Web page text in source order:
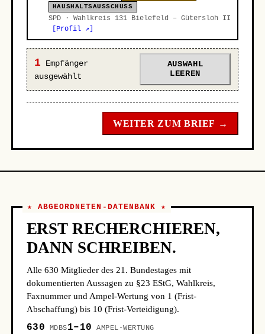
HAUSHALTSAUSSCHUSS
SPD · Wahlkreis 131 Bielefeld – Gütersloh II
[Profil ↗]
1 Empfänger
ausgewählt
AUSWAHL
LEEREN
WEITER ZUM BRIEF →
★ ABGEORDNETEN-DATENBANK ★
ERST RECHERCHIEREN,
DANN SCHREIBEN.
Alle 630 Mitglieder des 21. Bundestages mit
dokumentierten Aussagen zu §23 EStG, Wahlkreis,
Faxnummer und Ampel-Wertung von 1 (Frist-
Abschaffung) bis 10 (Frist-Verteidigung).
630 MDBS1–10 AMPEL-WERTUNG